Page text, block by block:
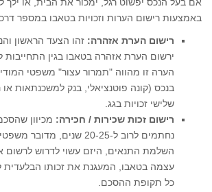
באמצעות רישום הערות וזכויות בטאבו במספר
רישום הערת אזהרה: זהו הצעד הראשון
ירשום הערת אזהרה בטאבו בגין התחייבות
הערה זו מהווה "תמרור עצור" משפטי
בנכס (קונה פוטנציאלי, בנק למשכנתאות
שלישי זכויות בגג.
רישום זכות שכירות / חכירה: מכיוון
נחתמים לרוב ל-20-25 שנים,
השלמת התנאים, היזם עשוי לדרוש לרשום
עצמה בטאבו, המעגנת את זכותו
כל תקופת ההסכם.